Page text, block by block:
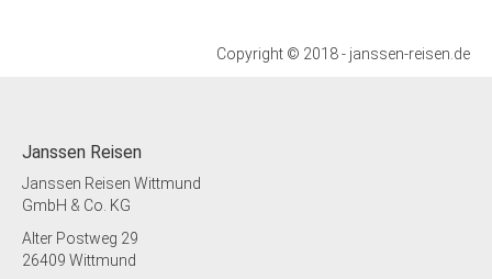
Copyright © 2018 - janssen-reisen.de
Janssen Reisen
Janssen Reisen Wittmund
GmbH & Co. KG
Alter Postweg 29
26409 Wittmund